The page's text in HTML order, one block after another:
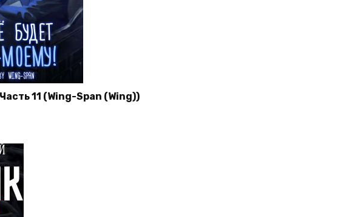
11 (Wing-Span (Wing))